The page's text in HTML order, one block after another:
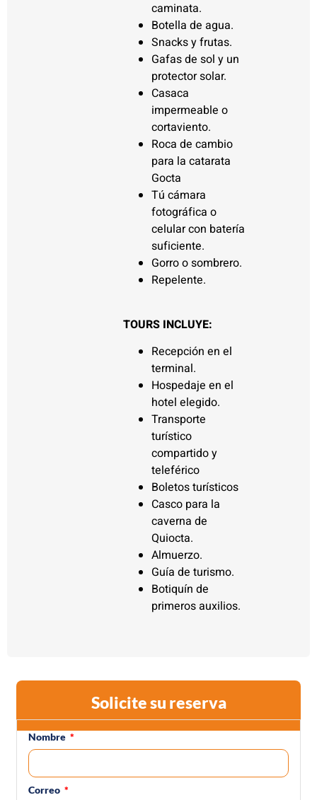
caminata.
Botella de agua.
Snacks y frutas.
Gafas de sol y un
protector solar.
Casaca
impermeable o
cortaviento.
Roca de cambio
para la catarata
Gocta
Tú cámara
fotográfica o
celular con batería
suficiente.
Gorro o sombrero.
Repelente.
TOURS INCLUYE:
Recepción en el
terminal.
Hospedaje en el
hotel elegido.
Transporte
turístico
compartido y
teleférico
Boletos turísticos
Casco para la
caverna de
Quiocta.
Almuerzo.
Guía de turismo.
Botiquín de
primeros auxilios.
Solicite su reserva
Nombre
Correo